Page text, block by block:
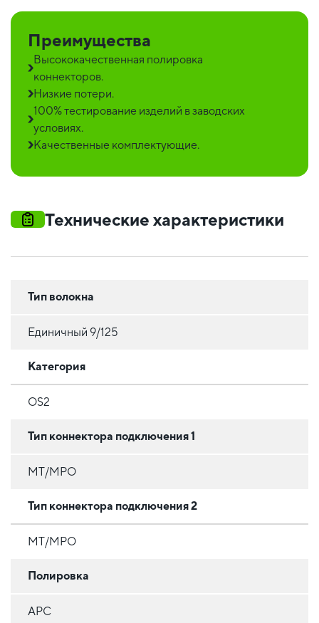
Преимущества
Высококачественная полировка
коннекторов.
Низкие потери.
100% тестирование изделий в заводских
условиях.
Качественные комплектующие.
Технические характеристики
Тип волокна
Единичный 9/125
Категория
OS2
Тип коннектора подключения 1
MT/MPO
Тип коннектора подключения 2
MT/MPO
Полировка
APC